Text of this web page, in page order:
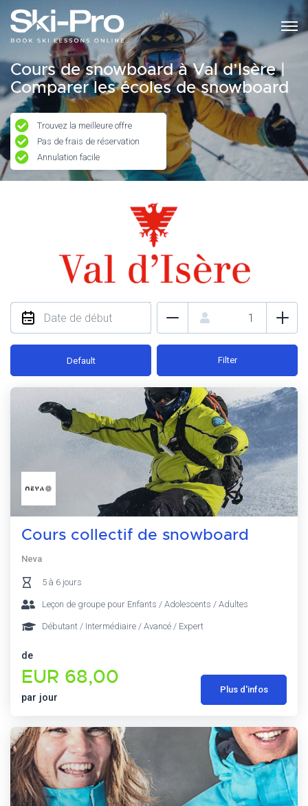
Cours de snowboard à Val d’Isère |
Comparer les écoles de snowboard
Trouvez la meilleure offre
Pas de frais de réservation
Annulation facile
Default Filter
Cours collectif de snowboard
Neva
5 à 6 jours
Leçon de groupe pour Enfants / Adolescents / Adultes
Débutant / Intermédiaire / Avancé / Expert
de
EUR 68,00
par jour
Plus d'infos